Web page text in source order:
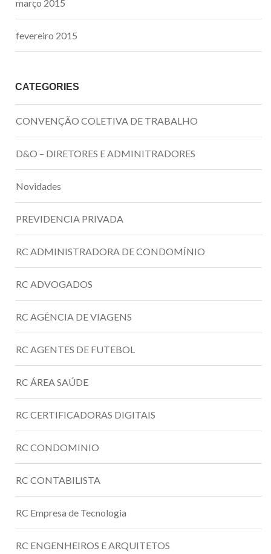
março 2015
fevereiro 2015
CATEGORIES
CONVENÇÃO COLETIVA DE TRABALHO
D&O – DIRETORES E ADMINITRADORES
Novidades
PREVIDENCIA PRIVADA
RC ADMINISTRADORA DE CONDOMÍNIO
RC ADVOGADOS
RC AGÊNCIA DE VIAGENS
RC AGENTES DE FUTEBOL
RC ÁREA SAÚDE
RC CERTIFICADORAS DIGITAIS
RC CONDOMINIO
RC CONTABILISTA
RC Empresa de Tecnologia
RC ENGENHEIROS E ARQUITETOS